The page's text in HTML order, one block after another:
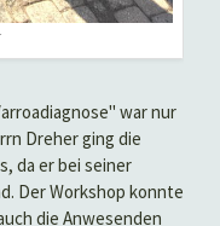
war nur
Dreher ging die
da er bei seiner
Der Workshop konnte
die Anwesenden